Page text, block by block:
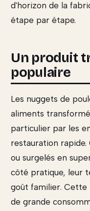
d'horizon de la
étape par étape.
Un produit
populaire
Les nuggets de
aliments
particulier par les
restauration rapide.
ou surgelés en
côté pratique, leur
goût familier.
de grande